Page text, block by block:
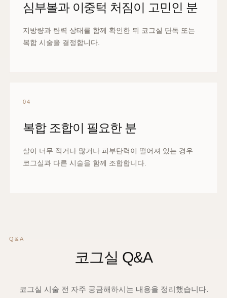
심부볼과 이중턱 처짐이 고민인 분
지방량과 탄력 상태를 함께 확인한 뒤 코그실 단독 또는
복합 시술을 결정합니다.
04
복합 조합이 필요한 분
살이 너무 적거나 많거나 피부탄력이 떨어져 있는 경우
코그실과 다른 시술을 함께 조합합니다.
Q&A
코그실 Q&A
코그실 시술 전 자주 궁금해하시는 내용을 정리했습니다.